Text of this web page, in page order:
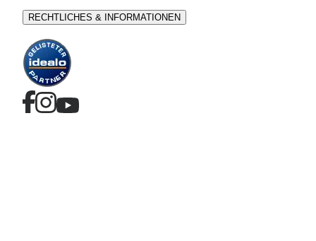
RECHTLICHES & INFORMATIONEN